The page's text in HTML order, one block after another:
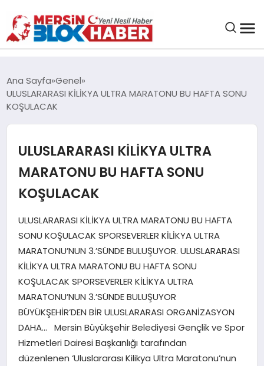
SAĞLIK
EĞITIM
SANAT
POLITIKA
YAŞAM
SPOR
Ana Sayfa Genel
ULUSLARARASI KİLİKYA ULTRA MARATONU BU HAFTA SONU
KOŞULACAK
ULUSLARARASI KİLİKYA ULTRA
MARATONU BU HAFTA SONU
KOŞULACAK
ULUSLARARASI KİLİKYA ULTRA MARATONU BU HAFTA
SONU KOŞULACAK SPORSEVERLER KİLİKYA ULTRA
MARATONU’NUN 3.’SÜNDE BULUŞUYOR. ULUSLARARASI
KİLİKYA ULTRA MARATONU BU HAFTA SONU
KOŞULACAK SPORSEVERLER KİLİKYA ULTRA
MARATONU’NUN 3.’SÜNDE BULUŞUYOR
BÜYÜKŞEHİR’DEN BİR ULUSLARARASI ORGANİZASYON
DAHA… Mersin Büyükşehir Belediyesi Gençlik ve Spor
Hizmetleri Dairesi Başkanlığı tarafından
düzenlenen ‘Uluslararası Kilikya Ultra Maratonu’nun